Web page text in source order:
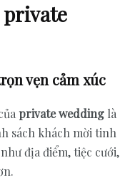
vẹn cảm xúc
private wedding là
sách khách mời tinh
địa điểm, tiệc cưới,